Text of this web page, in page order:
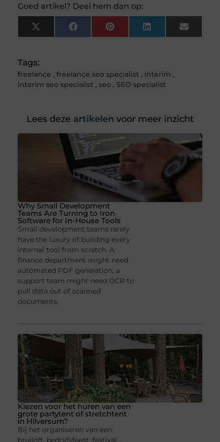
Goed artikel? Deel hem dan op:
X
(Twitter)
FacebookPinterestLinkedInEmail
Tags:
freelance , freelance seo specialist , interim ,
interim seo specialist , seo , SEO specialist
Lees deze artikelen voor meer inzicht
Why Small Development
Teams Are Turning to Iron
Software for In-House Tools
Small development teams rarely
have the luxury of building every
internal tool from scratch. A
finance department might need
automated PDF generation, a
support team might need OCR to
pull data out of scanned
documents,
Kiezen voor het huren van een
grote partytent of stretchtent
in Hilversum?
Bij het organiseren van een